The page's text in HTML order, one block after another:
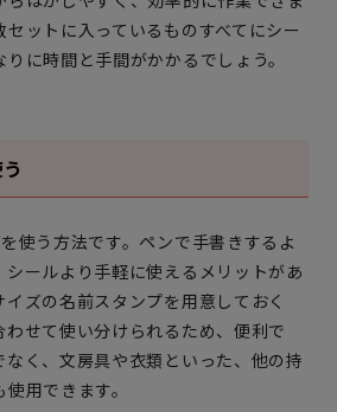
ットに入っているものすべてにシー
に時間と手間がかかるでしょう。
使う方法です。ペンで手書きするよ
シールより手軽に使えるメリットがあ
ズの名前スタンプを用意しておく
わせて使い分けられるため、便利で
く、文房具や衣類といった、他の持
用できます。